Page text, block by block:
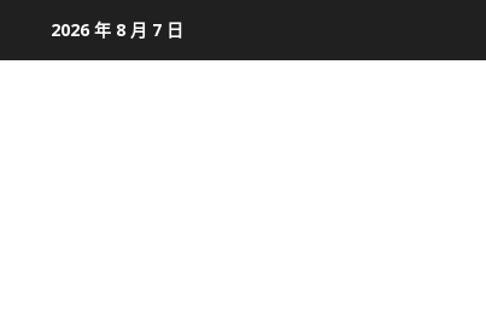
2026 年 8 月 7 日